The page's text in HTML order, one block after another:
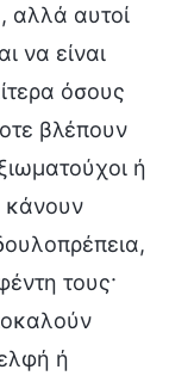
αλλά αυτοί
να είναι
όσους
βλέπουν
ή
κάνουν
τους·
ή